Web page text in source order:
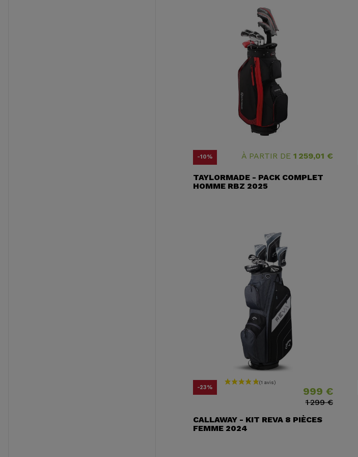
-10% À PARTIR DE 1 259,01 €
TAYLORMADE - PACK COMPLET
HOMME RBZ 2025
-23% Prix 999 €
Prix ​​habituel
1 299 €
CALLAWAY - KIT REVA 8 PIÈCES
FEMME 2024